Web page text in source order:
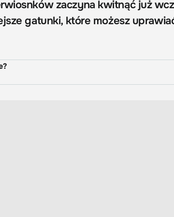
zaczyna kwitnąć już
gatunki, które możesz